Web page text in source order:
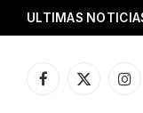
ULTIMAS
Facebook
X